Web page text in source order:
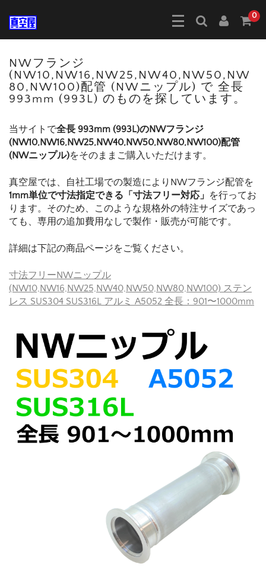
0
NWフランジ
(NW10,NW16,NW25,NW40,NW50,NW
80,NW100)配管 (NWニップル) で 全長
993mm (993L) のものを探しています。
当サイトで全長 993mm (993L)のNWフランジ
(NW10,NW16,NW25,NW40,NW50,NW80,NW100)配管
(NWニップル)をそのままご購入いただけます。
真空屋では、自社工場での製造によりNWフランジ配管を
1mm単位で寸法指定できる「寸法フリー対応」 を行ってお
ります。そのため、このような規格外の特注サイズであっ
ても、専用の追加費用なしで製作・販売が可能です。
詳細は下記の商品ページをご覧ください。
寸法フリーNWニップル
(NW10,NW16,NW25,NW40,NW50,NW80,NW100) ステン
レス SUS304 SUS316L アルミ A5052 全長：901〜1000mm